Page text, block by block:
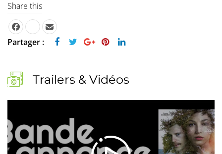
Share this
Partager :
Trailers & Vidéos